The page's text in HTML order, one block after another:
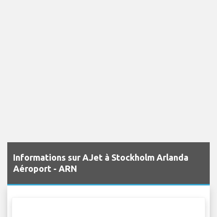
Informations sur AJet à Stockholm Arlanda
Aéroport - ARN